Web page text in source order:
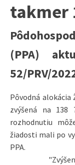
takmer
(PPA)
52/PRV/
Pôvodná alokácia
zvýšená na 138
rozhodnutiu
žiadosti mali po
PPA.
"Zvýšenie